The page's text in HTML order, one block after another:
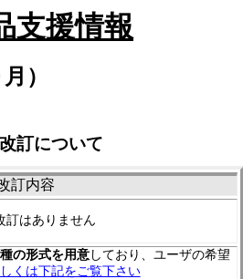
支援情報
）
訂について
訂内容
訂はありません
の形式を用意 しており、ユーザの希望
くは下記をご覧下さい